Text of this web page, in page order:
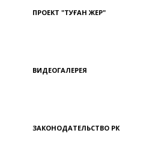
ПРОЕКТ "ТУҒАН ЖЕР"
ВИДЕОГАЛЕРЕЯ
ЗАКОНОДАТЕЛЬСТВО РК